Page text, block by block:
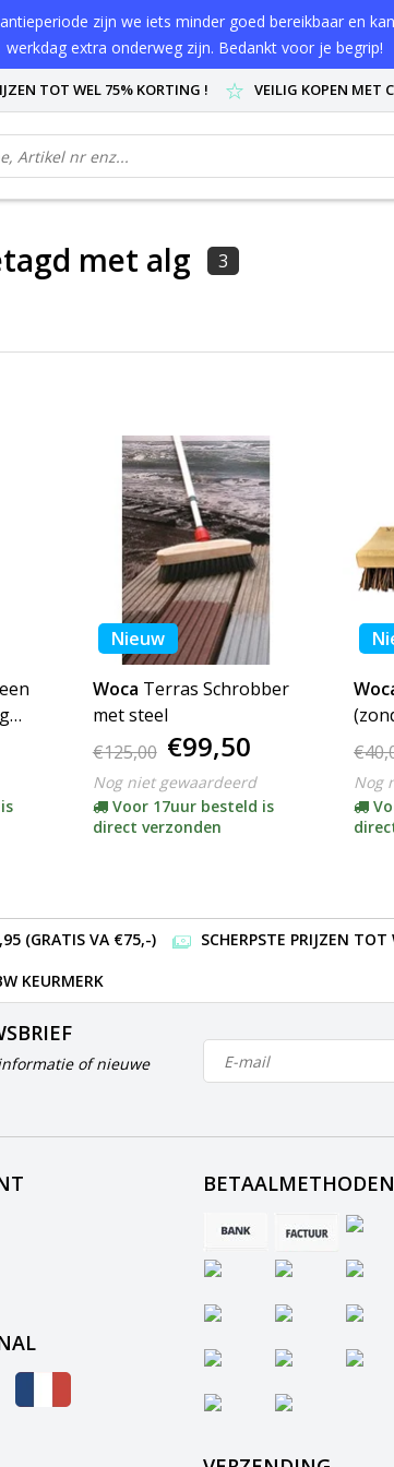
zijn we iets minder goed bereikbaar en
werkdag extra onderweg zijn. Bedankt voor je begrip!
TOT WEL 75% KORTING ! VEILIG KOPEN MET
met alg 3
Nieuw
Woca Terras Schrobber
met steel
€125,00 €99,50
Nog niet gewaardeerd
Voor 17uur besteld is
direct verzonden
Nog
(GRATIS VA €75,-)
SCHERPSTE PRIJZEN
KEURMERK
of nieuwe
BETAALMETHODEN